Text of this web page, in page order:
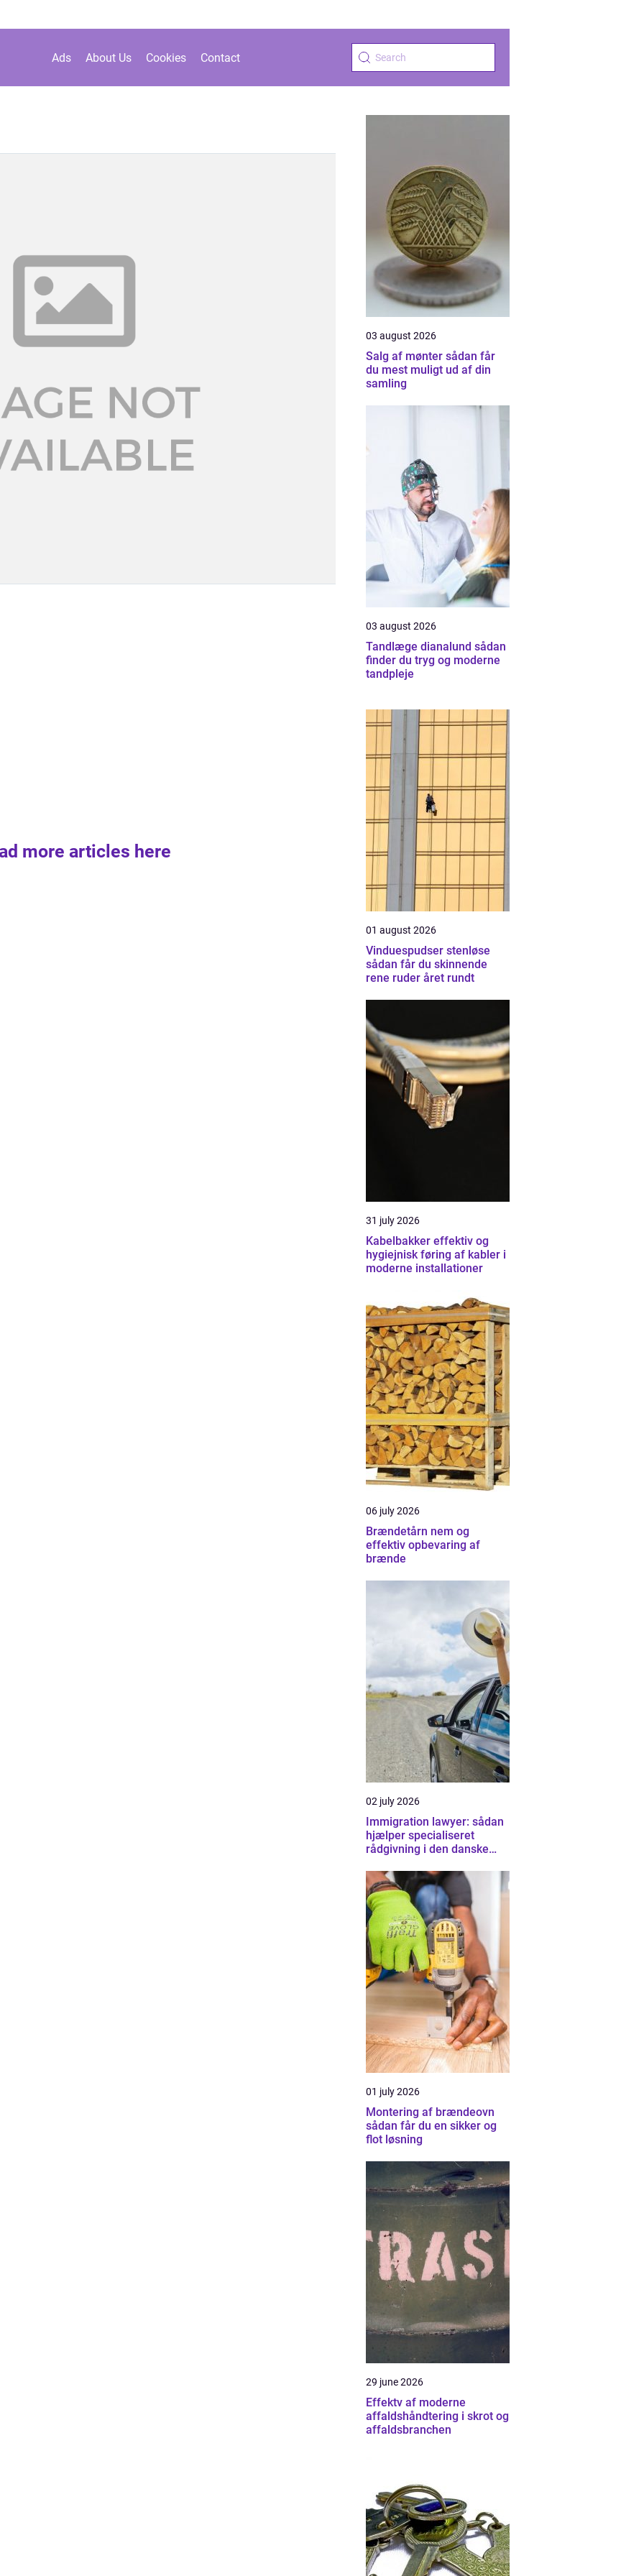
Ads About Us Cookies Contact
more articles here
03 august 2026
Salg af mønter sådan får
du mest muligt ud af din
samling
03 august 2026
Tandlæge dianalund sådan
finder du tryg og moderne
tandpleje
01 august 2026
Vinduespudser stenløse
sådan får du skinnende
rene ruder året rundt
31 july 2026
Kabelbakker effektiv og
hygiejnisk føring af kabler i
moderne installationer
06 july 2026
Brændetårn nem og
effektiv opbevaring af
brænde
02 july 2026
Immigration lawyer: sådan
hjælper specialiseret
rådgivning i den danske
01 july 2026
Montering af brændeovn
sådan får du en sikker og
flot løsning
29 june 2026
Effektv af moderne
affaldshåndtering i skrot og
affaldsbranchen